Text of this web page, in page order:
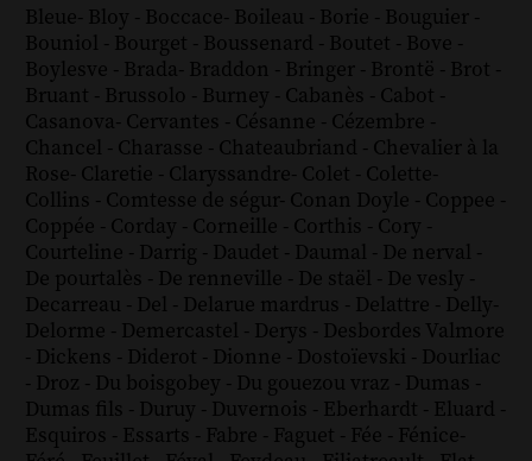
Bleue- Bloy - Boccace- Boileau - Borie - Bouguier -
Bouniol - Bourget - Boussenard - Boutet - Bove -
Boylesve - Brada- Braddon - Bringer - Brontë - Brot -
Bruant - Brussolo - Burney - Cabanès - Cabot -
Casanova- Cervantes - Césanne - Cézembre -
Chancel - Charasse - Chateaubriand - Chevalier à la
Rose- Claretie - Claryssandre- Colet - Colette-
Collins - Comtesse de ségur- Conan Doyle - Coppee -
Coppée - Corday - Corneille - Corthis - Cory -
Courteline - Darrig - Daudet - Daumal - De nerval -
De pourtalès - De renneville - De staël - De vesly -
Decarreau - Del - Delarue mardrus - Delattre - Delly-
Delorme - Demercastel - Derys - Desbordes Valmore
- Dickens - Diderot - Dionne - Dostoïevski - Dourliac
- Droz - Du boisgobey - Du gouezou vraz - Dumas -
Dumas fils - Duruy - Duvernois - Eberhardt - Eluard -
Esquiros - Essarts - Fabre - Faguet - Fée - Fénice-